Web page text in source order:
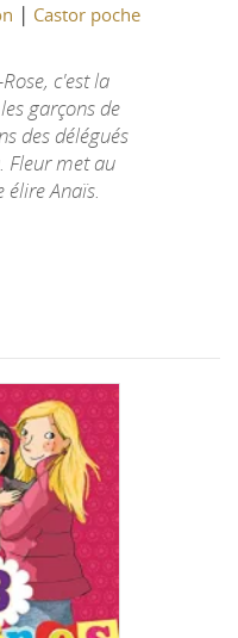
| Castor poche
c'est la
garçons de
des délégués
Fleur met au
Anaïs.